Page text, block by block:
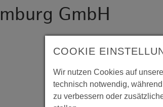
COOKIE
Wir nutzen Cookies auf
technisch notwendig,
zu verbessern oder
GmbH